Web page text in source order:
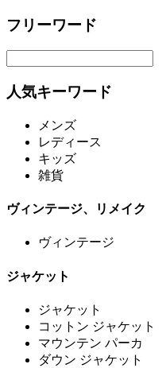
フリーワード
人気キーワード
メンズ
レディース
キッズ
雑貨
ヴィンテージ、リメイク
ヴィンテージ
ジャケット
ジャケット
コットン ジャケット
マウンテン パーカ
ダウン ジャケット